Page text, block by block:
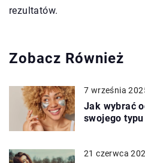
rezultatów.
Zobacz Również
7 września
Jak wybrać
swojego
21 czerwca